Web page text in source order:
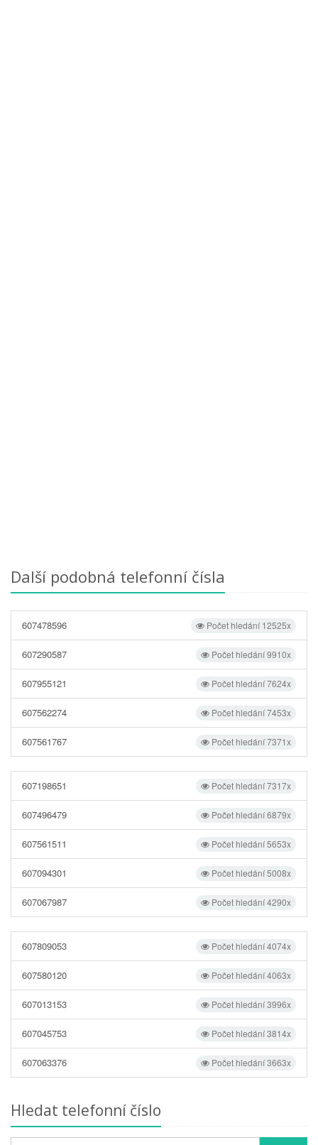
Další podobná telefonní čísla
Počet hledání 12525x
607478596
Počet hledání 9910x
607290587
Počet hledání 7624x
607955121
Počet hledání 7453x
607562274
Počet hledání 7371x
607561767
Počet hledání 7317x
607198651
Počet hledání 6879x
607496479
Počet hledání 5653x
607561511
Počet hledání 5008x
607094301
Počet hledání 4290x
607067987
Počet hledání 4074x
607809053
Počet hledání 4063x
607580120
Počet hledání 3996x
607013153
Počet hledání 3814x
607045753
Počet hledání 3663x
607063376
Hledat telefonní číslo